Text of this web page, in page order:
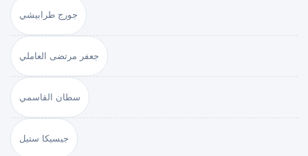
جورج طرابيشي
جعفر مرتضى العاملي
سطان القاسمي
جيسيكا ستيل